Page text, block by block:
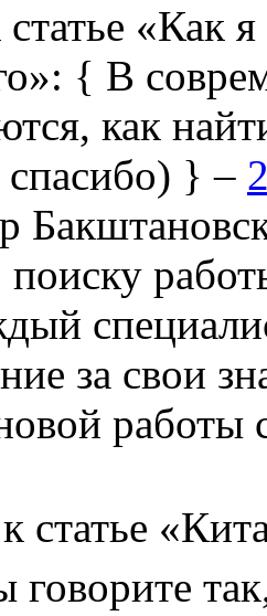
статье «Как
{ В
как
спасибо) } –
поиску
за свои
к статье